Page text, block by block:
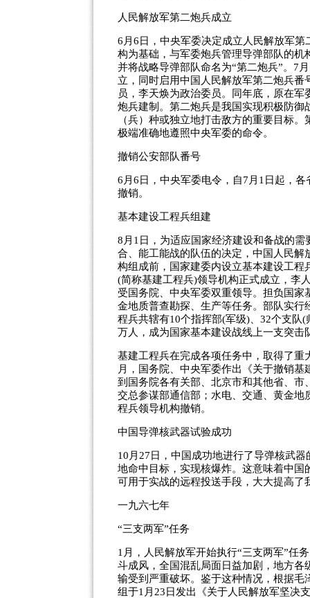
人民解放军第二炮兵成立
6月6日，中央军委决定成立人民解放军
构为基础，与军委炮兵管理导弹部队的
并将战略导弹部队命名为“第二炮兵”。7
立，同时启用中国人民解放军第二炮兵
员，李天焕为政治委员。同年底，原在
炮兵建制。第二炮兵是我国实现积极防
（兵）种或独立地打击敌方的重要目标
极端准确地遵照中央军委的命令。
撤销公安部队番号
6月6日，中央军委电令，自7月1日起，
撤销。
基本建设工程兵组建
8月1日，为适应国家经济建设和备战的
合、能工能战的队伍的决定，中国人民
构组成前，国家建委内设立基本建设工
(简称基建工程兵)领导机构正式成立，李
受国务院、中央军委双重领导。担负国
金地质普查勘探、生产等任务。部队实
程兵共辖有10个指挥部(军级)、32个支队
万人，成为国家基本建设战线上一支突击
基建工程兵在完成各项任务中，取得了
月，国务院、中央军委作出《关于撤销
到国务院各有关部、北京市和其他省、
交总参谋部通信部；水电、交通、黄金
程兵领导机构撤销。
中国导弹核武器试验成功
10月27日，中国成功地进行了导弹核武
地命中目标，实现核爆炸。这意味着中
可用于实战的远程投送手段，大大提高了
一九六七年
“三支两军”任务
1月，人民解放军开始执行“三支两军”任
斗成风，全国混乱局面日益加剧，地方
输受到严重破坏。鉴于这种情况，根据
组于1月23日发出《关于人民解放军坚决